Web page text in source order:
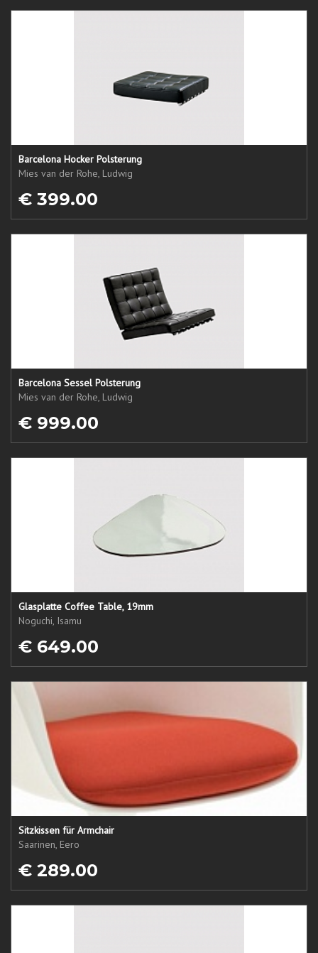
Barcelona Hocker Polsterung
Mies van der Rohe, Ludwig
€ 399.00
Barcelona Sessel Polsterung
Mies van der Rohe, Ludwig
€ 999.00
Glasplatte Coffee Table, 19mm
Noguchi, Isamu
€ 649.00
Sitzkissen für Armchair
Saarinen, Eero
€ 289.00